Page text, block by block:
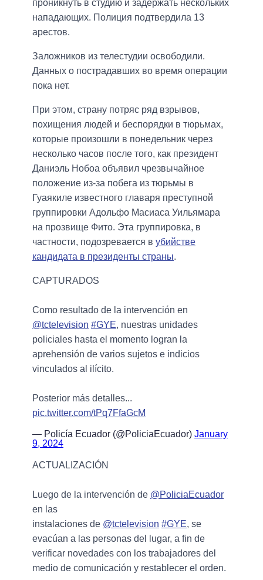
проникнуть в студию и задержать нескольких
нападающих. Полиция подтвердила 13
арестов.
Заложников из телестудии освободили.
Данных о пострадавших во время операции
пока нет.
При этом, страну потряс ряд взрывов,
похищения людей и беспорядки в тюрьмах,
которые произошли в понедельник через
несколько часов после того, как президент
Даниэль Нобоа объявил чрезвычайное
положение из-за побега из тюрьмы в
Гуаякиле известного главаря преступной
группировки Адольфо Масиаса Уильямара
на прозвище Фито. Эта группировка, в
частности, подозревается в убийстве
кандидата в президенты страны.
CAPTURADOS
Como resultado de la intervención en
@tctelevision #GYE, nuestras unidades
policiales hasta el momento logran la
aprehensión de varios sujetos e indicios
vinculados al ilícito.
Posterior más detalles...
pic.twitter.com/tPq7FfaGcM
— Policía Ecuador (@PoliciaEcuador) January
9, 2024
ACTUALIZACIÓN
Luego de la intervención de @PoliciaEcuador
en las
instalaciones de @tctelevision #GYE, se
evacúan a las personas del lugar, a fin de
verificar novedades con los trabajadores del
medio de comunicación y restablecer el orden.